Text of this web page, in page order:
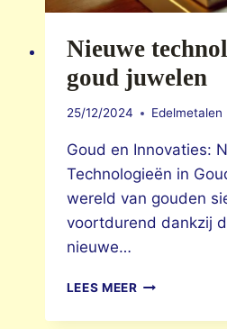
Nieuwe
goud juwelen
25/12/2024 Edelmetalen
Goud en Innovaties:
Technologieën in
wereld van gouden
voortdurend dankzij
nieuwe…
LEES MEERNIEUWE
IN